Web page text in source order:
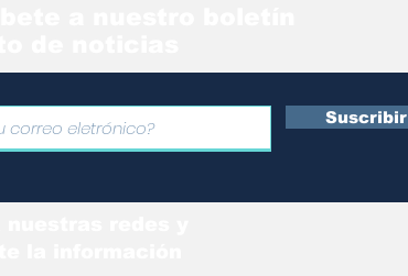
Suscribir